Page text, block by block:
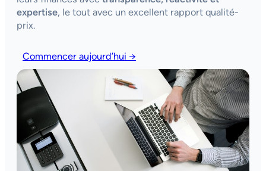
expertise, le tout avec un excellent rapport qualité-
prix.
Commencer aujourd’hui →